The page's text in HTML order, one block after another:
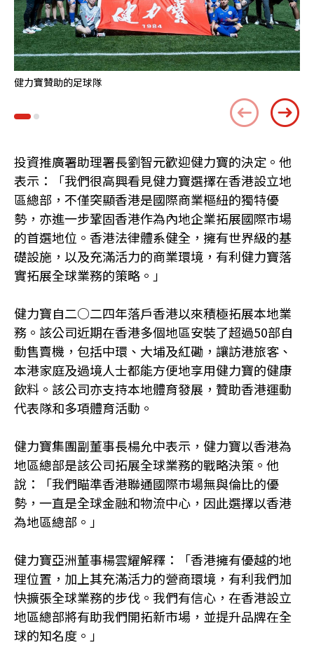
健力寶贊助的足球隊
投資推廣署助理署長劉智元歡迎健力寶的決定。他
表示：「我們很高興看見健力寶選擇在香港設立地
區總部，不僅突顯香港是國際商業樞紐的獨特優
勢，亦進一步鞏固香港作為內地企業拓展國際市場
的首選地位。香港法律體系健全，擁有世界級的基
礎設施，以及充滿活力的商業環境，有利健力寶落
實拓展全球業務的策略。」
健力寶自二○二四年落戶香港以來積極拓展本地業
務。該公司近期在香港多個地區安裝了超過50部自
動售賣機，包括中環、大埔及紅磡，讓訪港旅客、
本港家庭及過境人士都能方便地享用健力寶的健康
飲料。該公司亦支持本地體育發展，贊助香港運動
代表隊和多項體育活動。
健力寶集團副董事長楊允中表示，健力寶以香港為
地區總部是該公司拓展全球業務的戰略決策。他
說：「我們瞄準香港聯通國際市場無與倫比的優
勢，一直是全球金融和物流中心，因此選擇以香港
為地區總部。」
健力寶亞洲董事楊雲耀解釋：「香港擁有優越的地
理位置，加上其充滿活力的營商環境，有利我們加
快擴張全球業務的步伐。我們有信心，在香港設立
地區總部將有助我們開拓新市場，並提升品牌在全
球的知名度。」